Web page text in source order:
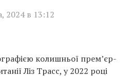
2024 в 13:12
колишньої прем’єр-
Ліз Трасс, у 2022 році